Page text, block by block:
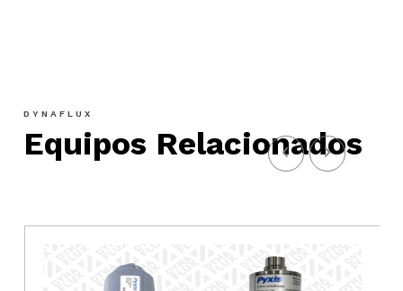
DYNAFLUX
Equipos Relacionados